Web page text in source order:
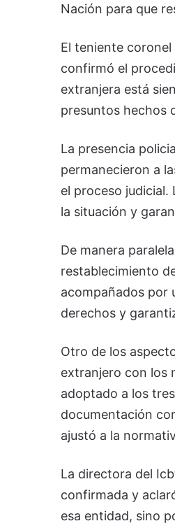
Nación para que
El teniente
confirmó el
extranjera está
presuntos hechos
La presencia
permanecieron a
el proceso judicial.
la situación y
De manera
restablecimiento
acompañados por
derechos y
Otro de los
extranjero con los
adoptado a los
documentación
ajustó a la
La directora del
confirmada y
esa entidad, sino